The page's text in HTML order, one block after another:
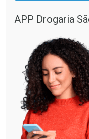
APP Drogaria